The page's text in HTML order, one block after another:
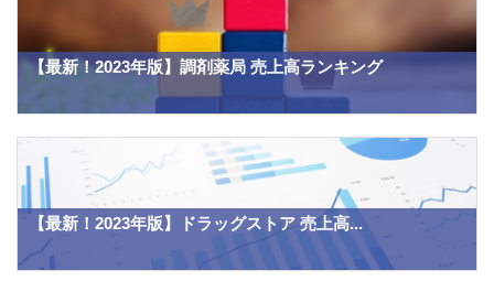
【最新！2023年版】調剤薬局 売上高ランキング
【最新！2023年版】ドラッグストア 売上高...